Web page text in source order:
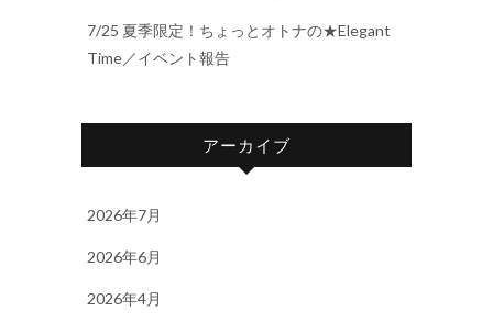
7/25 夏季限定！ちょっとオトナの★Elegant
Time／イベント報告
アーカイブ
2026年7月
2026年6月
2026年4月